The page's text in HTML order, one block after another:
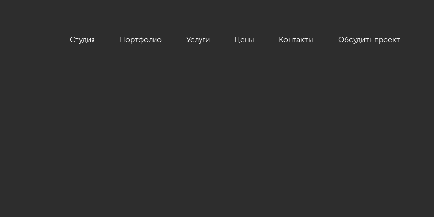
Студия Портфолио Услуги Цены Контакты Обсудить проект